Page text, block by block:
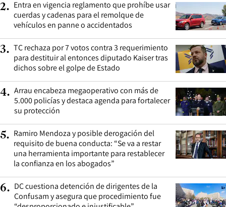
2. Entra en vigencia reglamento que prohíbe usar
cuerdas y cadenas para el remolque de
vehículos en panne o accidentados
3. TC rechaza por 7 votos contra 3 requerimiento
para destituir al entonces diputado Kaiser tras
dichos sobre el golpe de Estado
4. Arrau encabeza megaoperativo con más de
5.000 policías y destaca agenda para fortalecer
su protección
5. Ramiro Mendoza y posible derogación del
requisito de buena conducta: “Se va a restar
una herramienta importante para restablecer
la confianza en los abogados”
6. DC cuestiona detención de dirigentes de la
Confusam y asegura que procedimiento fue